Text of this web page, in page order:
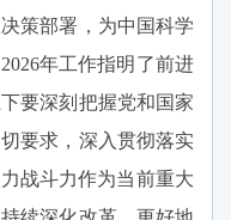
策部署，为中国科学
年工作指明了前进
要深刻把握党和国家
要求，深入贯彻落实
战斗力作为当前重大